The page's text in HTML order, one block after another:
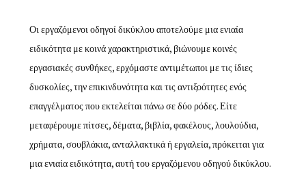
Οι εργαζόμενοι οδηγοί δικύκλου αποτελούμε μια ενιαία
ειδικότητα με κοινά χαρακτηριστικά, βιώνουμε κοινές
εργασιακές συνθήκες, ερχόμαστε αντιμέτωποι με τις ίδιες
δυσκολίες, την επικινδυνότητα και τις αντιξοότητες ενός
επαγγέλματος που εκτελείται πάνω σε δύο ρόδες. Είτε
μεταφέρουμε πίτσες, δέματα, βιβλία, φακέλους, λουλούδια,
χρήματα, σουβλάκια, ανταλλακτικά ή εργαλεία, πρόκειται για
μια ενιαία ειδικότητα, αυτή του εργαζόμενου οδηγού δικύκλου.